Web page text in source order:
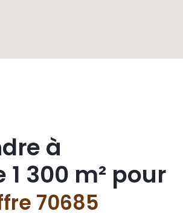
à
300 m² pour
70685